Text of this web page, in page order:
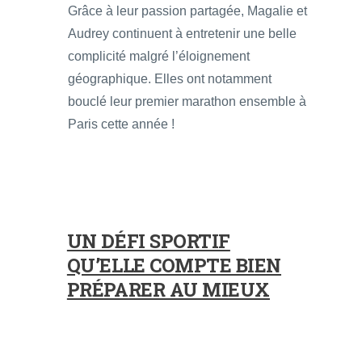
Grâce à leur passion partagée, Magalie et
Audrey continuent à entretenir une belle
complicité malgré l’éloignement
géographique. Elles ont notamment
bouclé leur premier marathon ensemble à
Paris cette année !
UN DÉFI SPORTIF
QU’ELLE COMPTE BIEN
PRÉPARER AU MIEUX